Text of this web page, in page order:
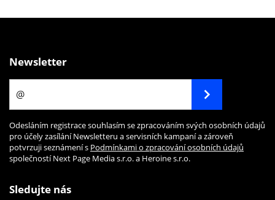
Newsletter
Odesláním registrace souhlasím se zpracováním svých osobních údajů
pro účely zasílání Newsletteru a servisních kampaní a zároveň
potvrzuji seznámení s Podmínkami o zpracování osobních údajů
společností Next Page Media s.r.o. a Heroine s.r.o.
Sledujte nás